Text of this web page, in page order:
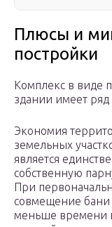
Плюсы и
постройки
Комплекс в виде
здании имеет
Экономия
земельных
является
собственную
При
совмещение бани
меньше времени